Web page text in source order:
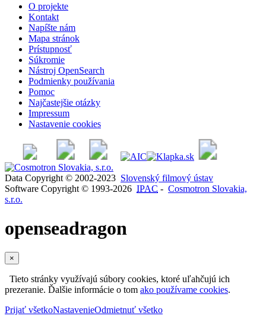
O projekte
Kontakt
Napíšte nám
Mapa stránok
Prístupnosť
Súkromie
Nástroj OpenSearch
Podmienky používania
Pomoc
Najčastejšie otázky
Impressum
Nastavenie cookies
Data Copyright © 2002-2023 Slovenský filmový ústav
Software Copyright © 1993-2026 IPAC - Cosmotron Slovakia,
s.r.o.
openseadragon
×
Tieto stránky využívajú súbory cookies, ktoré uľahčujú ich
prezeranie. Ďalšie informácie o tom ako používame cookies.
Prijať všetkoNastavenieOdmietnuť všetko